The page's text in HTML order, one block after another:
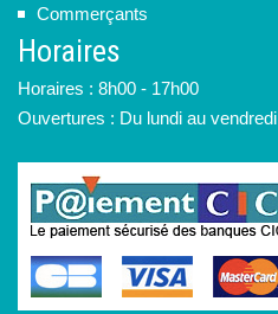
Commerçants
Horaires
Horaires : 8h00 - 17h00
Ouvertures : Du lundi au vendredi